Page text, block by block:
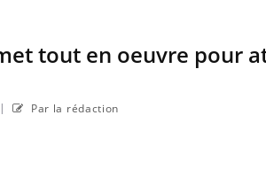
tout en oeuvre pour
Par la rédaction